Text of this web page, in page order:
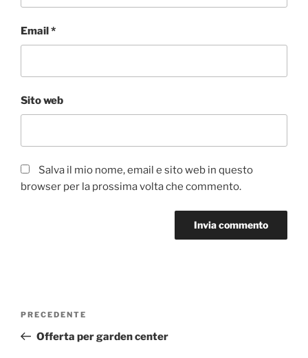
Email *
Sito web
Salva il mio nome, email e sito web in questo
browser per la prossima volta che commento.
Navigazione
Articolo
precedente:
PRECEDENTE
Offerta per garden center